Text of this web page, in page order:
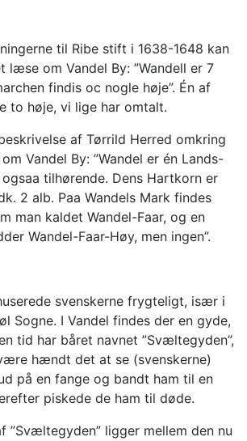
til Ribe stift i 1638-1648 kan
læse om Vandel By: ”Wandell er 7
findis oc nogle høje”. Én af
to høje, vi lige har omtalt.
af Tørrild Herred omkring
Vandel By: ”Wandel er én Lands-
tilhørende. Dens Hartkorn er
2 alb. Paa Wandels Mark findes
man kaldet Wandel-Faar, og en
Wandel-Faar-Høy, men ingen”.
svenskerne frygteligt, især i
Sogne. I Vandel findes der en gyde,
tid har båret navnet ”Svæltegyden”,
hændt det at se (svenskerne)
på en fange og bandt ham til en
piskede de ham til døde.
”Svæltegyden” ligger mellem den nu